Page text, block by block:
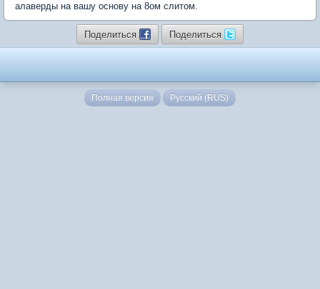
алаверды на вашу основу на 8ом слитом.
Поделиться Поделиться
Полная версия Русский (RUS)